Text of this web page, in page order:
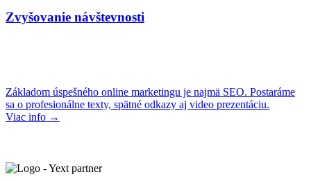
Zvyšovanie návštevnosti
Základom úspešného online marketingu je najmä SEO. Postaráme
sa o profesionálne texty, spätné odkazy aj video prezentáciu.
Viac info →